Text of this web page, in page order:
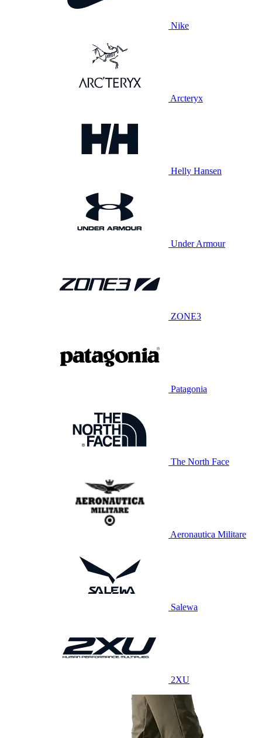
Nike
Arcteryx
Helly Hansen
Under Armour
ZONE3
Patagonia
The North Face
Aeronautica Militare
Salewa
2XU